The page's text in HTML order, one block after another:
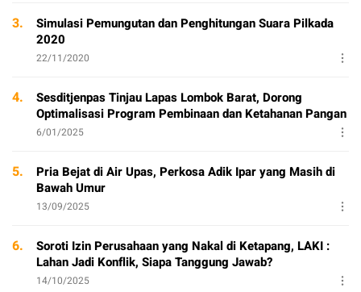
3.
Simulasi Pemungutan dan Penghitungan Suara Pilkada
2020
22/11/2020
4.
Sesditjenpas Tinjau Lapas Lombok Barat, Dorong
Optimalisasi Program Pembinaan dan Ketahanan Pangan
6/01/2025
5.
Pria Bejat di Air Upas, Perkosa Adik Ipar yang Masih di
Bawah Umur
13/09/2025
6.
Soroti Izin Perusahaan yang Nakal di Ketapang, LAKI :
Lahan Jadi Konflik, Siapa Tanggung Jawab?
14/10/2025